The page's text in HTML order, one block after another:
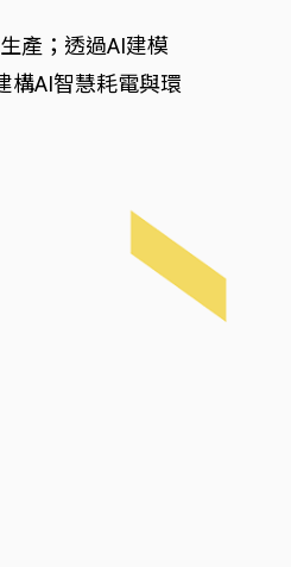
產；透過AI建模
構AI智慧耗電與環